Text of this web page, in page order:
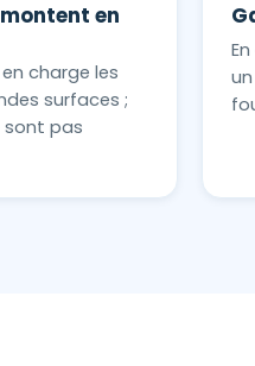
en
charge les
surfaces ;
sont pas